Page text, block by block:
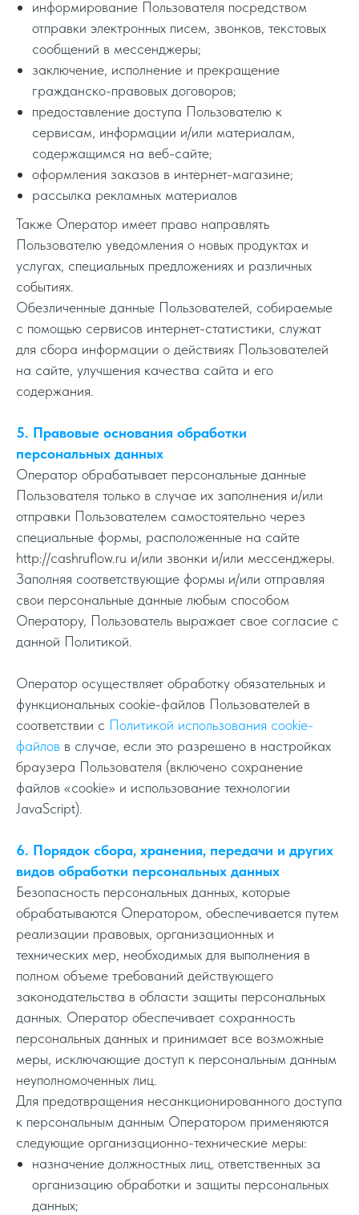
информирование Пользователя посредством
отправки электронных писем, звонков, текстовых
сообщений в мессенджеры;
заключение, исполнение и прекращение
гражданско-правовых договоров;
предоставление доступа Пользователю к
сервисам, информации и/или материалам,
содержащимся на веб-сайте;
оформления заказов в интернет-магазине;
рассылка рекламных материалов
Также Оператор имеет право направлять
Пользователю уведомления о новых продуктах и
услугах, специальных предложениях и различных
событиях.
Обезличенные данные Пользователей, собираемые
с помощью сервисов интернет-статистики, служат
для сбора информации о действиях Пользователей
на сайте, улучшения качества сайта и его
содержания.
5. Правовые основания обработки
персональных данных
Оператор обрабатывает персональные данные
Пользователя только в случае их заполнения и/или
отправки Пользователем самостоятельно через
специальные формы, расположенные на сайте
http://cashruflow.ru и/или звонки и/или мессенджеры.
Заполняя соответствующие формы и/или отправляя
свои персональные данные любым способом
Оператору, Пользователь выражает свое согласие с
данной Политикой.
Оператор осуществляет обработку обязательных и
функциональных cookie-файлов Пользователей в
соответствии с Политикой использования cookie-
файлов в случае, если это разрешено в настройках
браузера Пользователя (включено сохранение
файлов «cookie» и использование технологии
JavaScript).
6. Порядок сбора, хранения, передачи и других
видов обработки персональных данных
Безопасность персональных данных, которые
обрабатываются Оператором, обеспечивается путем
реализации правовых, организационных и
технических мер, необходимых для выполнения в
полном объеме требований действующего
законодательства в области защиты персональных
данных. Оператор обеспечивает сохранность
персональных данных и принимает все возможные
меры, исключающие доступ к персональным данным
неуполномоченных лиц.
Для предотвращения несанкционированного доступа
к персональным данным Оператором применяются
следующие организационно-технические меры:
назначение должностных лиц, ответственных за
организацию обработки и защиты персональных
данных;